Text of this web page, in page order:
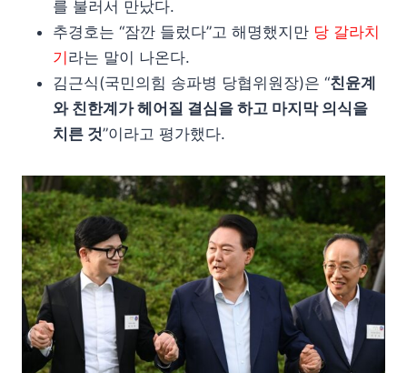
를 불러서 만났다.
추경호는 “잠깐 들렀다”고 해명했지만 당 갈라치
기라는 말이 나온다.
김근식(국민의힘 송파병 당협위원장)은 “친윤계
와 친한계가 헤어질 결심을 하고 마지막 의식을
치른 것”이라고 평가했다.